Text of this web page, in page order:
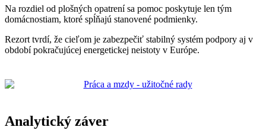
Na rozdiel od plošných opatrení sa pomoc poskytuje len tým
domácnostiam, ktoré spĺňajú stanovené podmienky.
Rezort tvrdí, že cieľom je zabezpečiť stabilný systém podpory aj v
období pokračujúcej energetickej neistoty v Európe.
Analytický záver